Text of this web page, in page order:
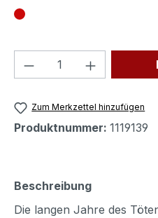
Produkt Anzahl:
Zum Merkzettel hinzufügen
Produktnummer: 1119139
Beschreibung
Die langen Jahre des